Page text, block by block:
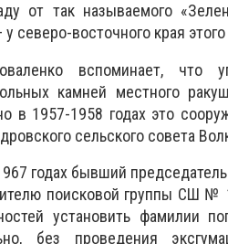
от так называемого
у северо-восточного края
вспоминает, что
камней местного
в 1957-1958 годах это
сельского совета
годах бывший
поисковой группы СШ №
установить фамилии
без проведения